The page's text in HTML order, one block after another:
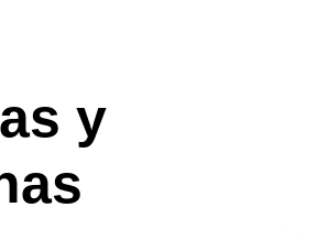
y